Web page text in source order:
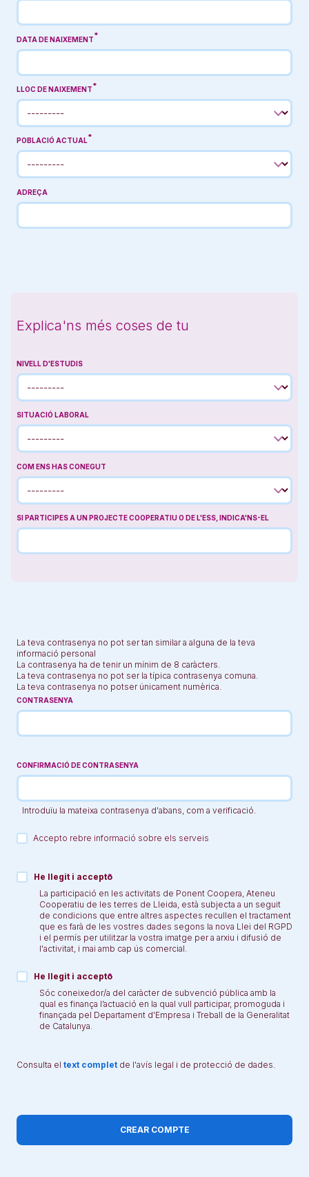
DATA DE NAIXEMENT
LLOC DE NAIXEMENT
POBLACIÓ ACTUAL
ADREÇA
Explica'ns més coses de tu
NIVELL D'ESTUDIS
SITUACIÓ LABORAL
COM ENS HAS CONEGUT
SI PARTICIPES A UN PROJECTE COOPERATIU O DE L'ESS, INDICA'NS-EL
CONTRASENYA
La teva contrasenya no pot ser tan similar a alguna de la teva
informació personal
La contrasenya ha de tenir un mínim de 8 caràcters.
La teva contrasenya no pot ser la típica contrasenya comuna.
La teva contrasenya no potser únicament numèrica.
CONFIRMACIÓ DE CONTRASENYA
Introduïu la mateixa contrasenya d'abans, com a verificació.
Accepto rebre informació sobre els serveis
He llegit i accepto
La participació en les activitats de Ponent Coopera, Ateneu
Cooperatiu de les terres de Lleida, està subjecta a un seguit
de condicions que entre altres aspectes recullen el tractament
que es farà de les vostres dades segons la nova Llei del RGPD
i el permís per utilitzar la vostra imatge per a arxiu i difusió de
l'activitat, i mai amb cap ús comercial.
He llegit i accepto
Sóc coneixedor/a del caràcter de subvenció pública amb la
qual es finança l’actuació en la qual vull participar, promoguda i
finançada pel Departament d'Empresa i Treball de la Generalitat
de Catalunya.
Consulta el text complet de l'avís legal i de protecció de dades.